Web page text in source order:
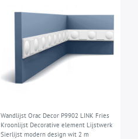
Wandlijst Orac Decor P9902 LINK Fries
Kroonlijst Decorative element Lijstwerk
Sierlijst modern design wit 2 m